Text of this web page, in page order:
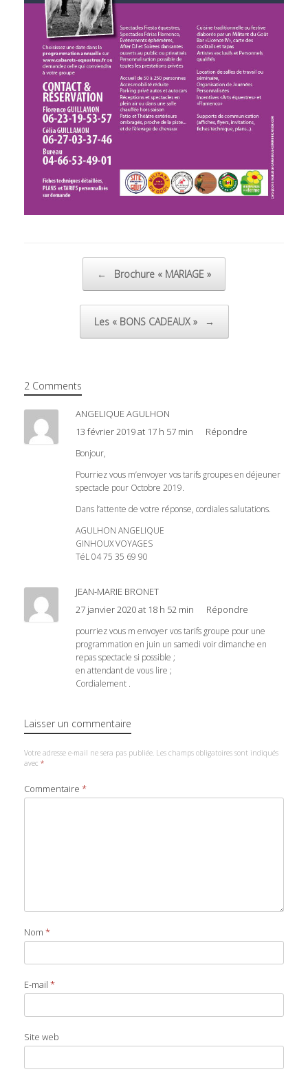
← Brochure « MARIAGE »
Les « BONS CADEAUX » →
2 Comments
ANGELIQUE AGULHON
13 février 2019 at 17 h 57 min
Répondre
Bonjour,
Pourriez vous m’envoyer vos tarifs groupes en déjeuner
spectacle pour Octobre 2019.
Dans l’attente de votre réponse, cordiales salutations.
AGULHON ANGELIQUE
GINHOUX VOYAGES
TéL 04 75 35 69 90
JEAN-MARIE BRONET
27 janvier 2020 at 18 h 52 min
Répondre
pourriez vous m envoyer vos tarifs groupe pour une
programmation en juin un samedi voir dimanche en
repas spectacle si possible ;
en attendant de vous lire ;
Cordialement .
Laisser un commentaire
Votre adresse e-mail ne sera pas publiée. Les champs obligatoires sont indiqués
avec *
Commentaire *
Nom *
E-mail *
Site web